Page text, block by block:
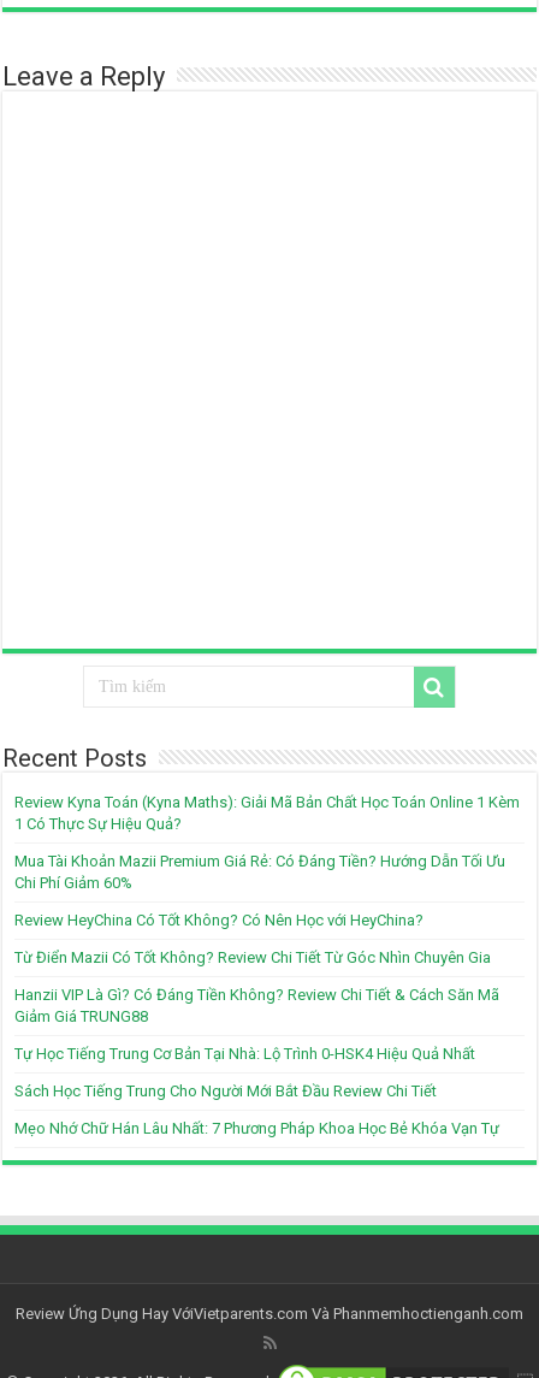
Leave a Reply
Recent Posts
Review Kyna Toán (Kyna Maths): Giải Mã Bản Chất Học Toán Online 1 Kèm
1 Có Thực Sự Hiệu Quả?
Mua Tài Khoản Mazii Premium Giá Rẻ: Có Đáng Tiền? Hướng Dẫn Tối Ưu
Chi Phí Giảm 60%
Review HeyChina Có Tốt Không? Có Nên Học với HeyChina?
Từ Điển Mazii Có Tốt Không? Review Chi Tiết Từ Góc Nhìn Chuyên Gia
Hanzii VIP Là Gì? Có Đáng Tiền Không? Review Chi Tiết & Cách Săn Mã
Giảm Giá TRUNG88
Tự Học Tiếng Trung Cơ Bản Tại Nhà: Lộ Trình 0-HSK4 Hiệu Quả Nhất
Sách Học Tiếng Trung Cho Người Mới Bắt Đầu Review Chi Tiết
Mẹo Nhớ Chữ Hán Lâu Nhất: 7 Phương Pháp Khoa Học Bẻ Khóa Vạn Tự
Review Ứng Dụng Hay VớiVietparents.com Và Phanmemhoctienganh.com